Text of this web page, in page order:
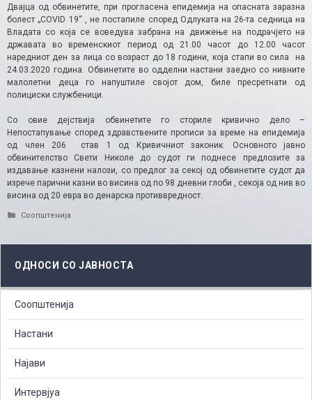
Двајца од обвинетите, при прогласена епидемија на опасната заразна
болест „COVID 19“ , не постапиле според Одлуката на 26-та седница на
Владата со која се воведува забрана на движење на подрачјето на
државата во временскиот период од 21.00 часот до 12.00 часот
наредниот ден за лица со возраст до 18 години, која стапи во сила на
24.03.2020 година. Обвинетите во одделни настани заедно со нивните
малолетни деца го напуштиле својот дом, биле пресретнати од
полициски службеници.
Со овие дејствија обвинетите го сториле кривично дело –
Непостапување според здравствените прописи за време на епидемија
од член 206 став 1 од Кривичниот законик. Основното јавно
обвинителство Свети Николе до судот ги поднесе предлозите за
издавање казнени налози, со предлог за секој од обвинетите судот да
изрече парични казни во висина од по 98 дневни глоби , секоја од нив во
висина од 20 евра во денарска противвредност.​
Categories
Соопштенија
ОДНОСИ СО ЈАВНОСТА
Соопштенија
Настани
Најави
Интервјуа